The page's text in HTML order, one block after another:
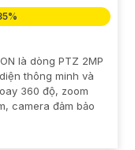
là dòng PTZ 2MP
thông minh và
360 độ, zoom
camera đảm bảo